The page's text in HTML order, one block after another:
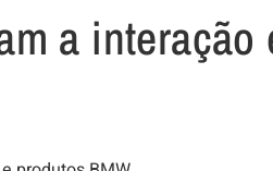
a interação